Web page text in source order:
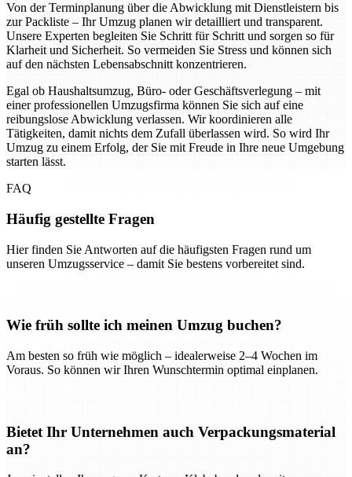
Von der Terminplanung über die Abwicklung mit Dienstleistern bis
zur Packliste – Ihr Umzug planen wir detailliert und transparent.
Unsere Experten begleiten Sie Schritt für Schritt und sorgen so für
Klarheit und Sicherheit. So vermeiden Sie Stress und können sich
auf den nächsten Lebensabschnitt konzentrieren.
Egal ob Haushaltsumzug, Büro- oder Geschäftsverlegung – mit
einer professionellen Umzugsfirma können Sie sich auf eine
reibungslose Abwicklung verlassen. Wir koordinieren alle
Tätigkeiten, damit nichts dem Zufall überlassen wird. So wird Ihr
Umzug zu einem Erfolg, der Sie mit Freude in Ihre neue Umgebung
starten lässt.
FAQ
Häufig gestellte Fragen
Hier finden Sie Antworten auf die häufigsten Fragen rund um
unseren Umzugsservice – damit Sie bestens vorbereitet sind.
Wie früh sollte ich meinen Umzug buchen?
Am besten so früh wie möglich – idealerweise 2–4 Wochen im
Voraus. So können wir Ihren Wunschtermin optimal einplanen.
Bietet Ihr Unternehmen auch Verpackungsmaterial
an?